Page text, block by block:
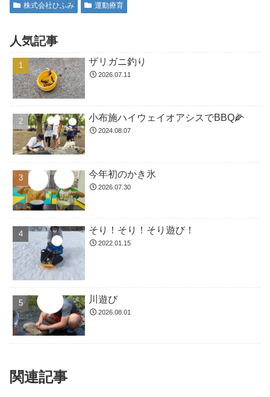
株式会社ひふみ
運動療育
人気記事
ザリガニ釣り
2026.07.11
小布施ハイウェイオアシスでBBQ🌽
2024.08.07
今年初のかき氷
2026.07.30
そり！そり！そり遊び！
2022.01.15
川遊び
2026.08.01
関連記事